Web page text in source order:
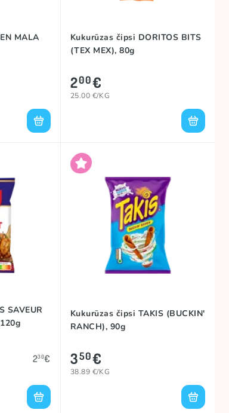
MALA
Kukurūzas čipsi DORITOS BITS
(TEX MEX), 80g
200€
25.00 €/KG
SAVEUR
230€
Kukurūzas čipsi TAKIS (BUCKIN'
RANCH), 90g
350€
38.89 €/KG